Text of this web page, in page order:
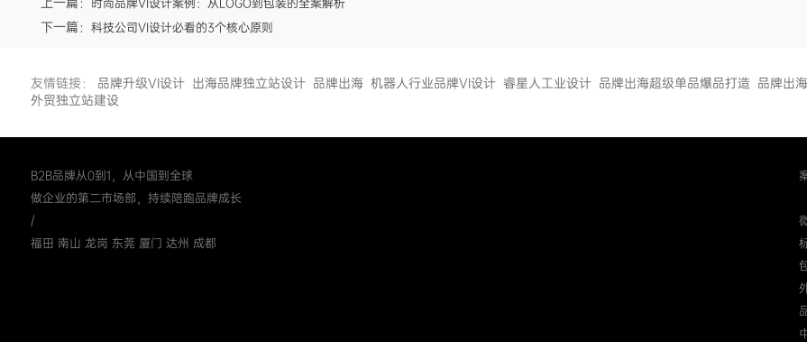
时尚品牌VI设计案例：从LOGO到包装的全案解析
下一篇： 科技公司VI设计必看的3个核心原则
友情链接： 品牌升级VI设计 出海品牌独立站设计 品牌出海 机器人行业品牌VI设计 睿星人工业设计 品牌出海超级单品爆品打造 品牌出
外贸独立站建设
B2B品牌从0到1，从中国到全球
做企业的第二市场部，持续陪跑品牌成长
/
福田 南山 龙岗 东莞 厦门 达州 成都